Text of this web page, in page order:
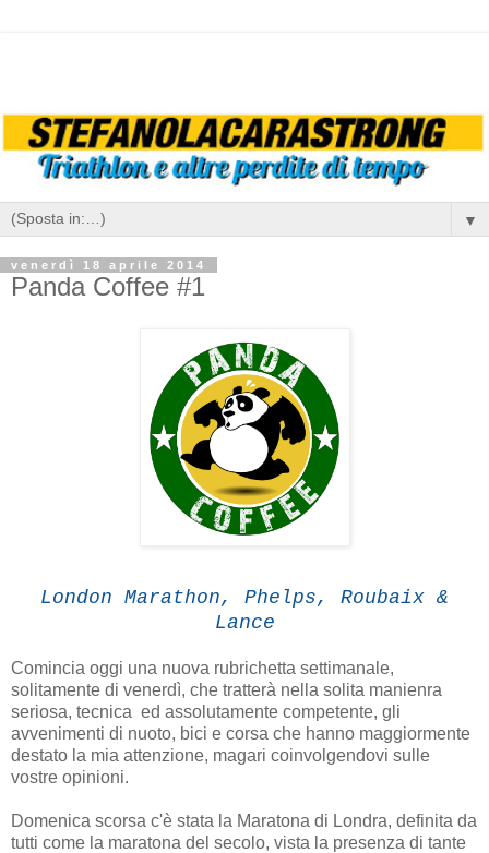
▼
venerdì 18 aprile 2014
Panda Coffee #1
London Marathon, Phelps, Roubaix &
Lance
Comincia oggi una nuova rubrichetta settimanale,
solitamente di venerdì, che tratterà nella solita manienra
seriosa, tecnica ed assolutamente competente, gli
avvenimenti di nuoto, bici e corsa che hanno maggiormente
destato la mia attenzione, magari coinvolgendovi sulle
vostre opinioni.
Domenica scorsa c'è stata la Maratona di Londra, definita da
tutti come la maratona del secolo, vista la presenza di tante